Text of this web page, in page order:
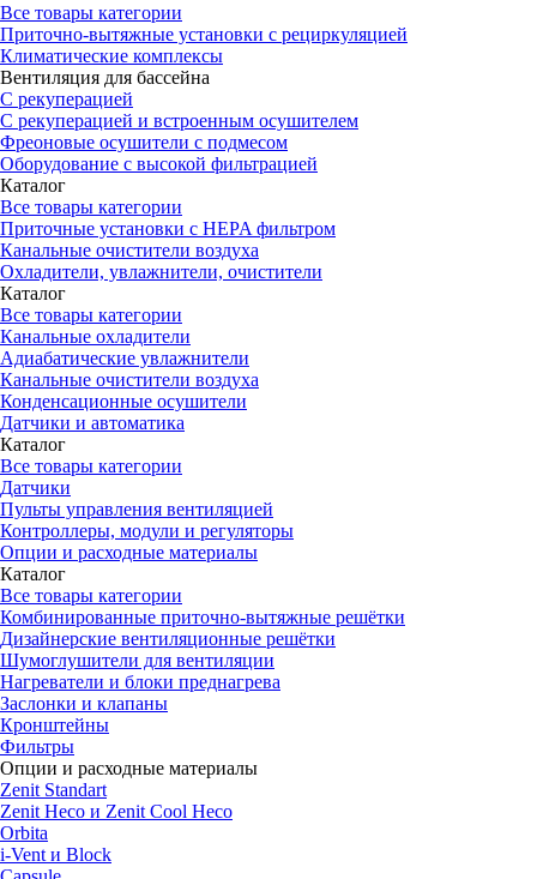
Все товары категории
Приточно-вытяжные установки с рециркуляцией
Климатические комплексы
Вентиляция для бассейна
С рекуперацией
С рекуперацией и встроенным осушителем
Фреоновые осушители с подмесом
Оборудование с высокой фильтрацией
Каталог
Все товары категории
Приточные установки c HEPA фильтром
Канальные очистители воздуха
Охладители, увлажнители, очистители
Каталог
Все товары категории
Канальные охладители
Адиабатические увлажнители
Канальные очистители воздуха
Конденсационные осушители
Датчики и автоматика
Каталог
Все товары категории
Датчики
Пульты управления вентиляцией
Контроллеры, модули и регуляторы
Опции и расходные материалы
Каталог
Все товары категории
Комбинированные приточно-вытяжные решётки
Дизайнерские вентиляционные решётки
Шумоглушители для вентиляции
Нагреватели и блоки преднагрева
Заслонки и клапаны
Кронштейны
Фильтры
Опции и расходные материалы
Zenit Standart
Zenit Heco и Zenit Cool Heco
Orbita
i-Vent и Block